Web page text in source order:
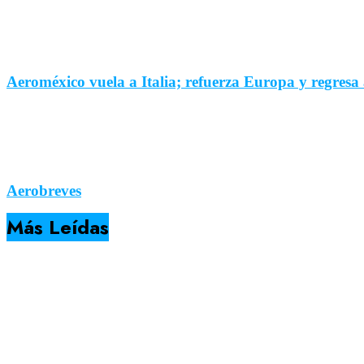
Aeroméxico vuela a Italia; refuerza Europa y regresa
Aerobreves
Más Leídas